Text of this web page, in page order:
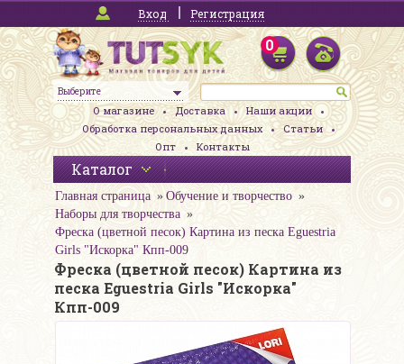
Вход Регистрация
Выберите
0
О магазине Доставка
Наши акции
Обработка персональных данных
Статьи
Опт
Контакты
Каталог
Главная страница
Обучение и творчество
Наборы для творчества
Фреска (цветной песок) Картина из песка Eguestria
Girls "Искорка" Кпп-009
Фреска (цветной песок) Картина из
песка Eguestria Girls "Искорка"
Кпп-009